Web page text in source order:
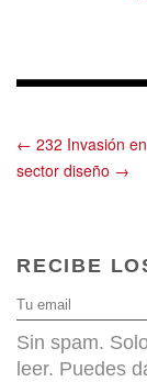
← 232 Invasión
sector diseño →
RECIBE
Sin spam.
leer. Puedes